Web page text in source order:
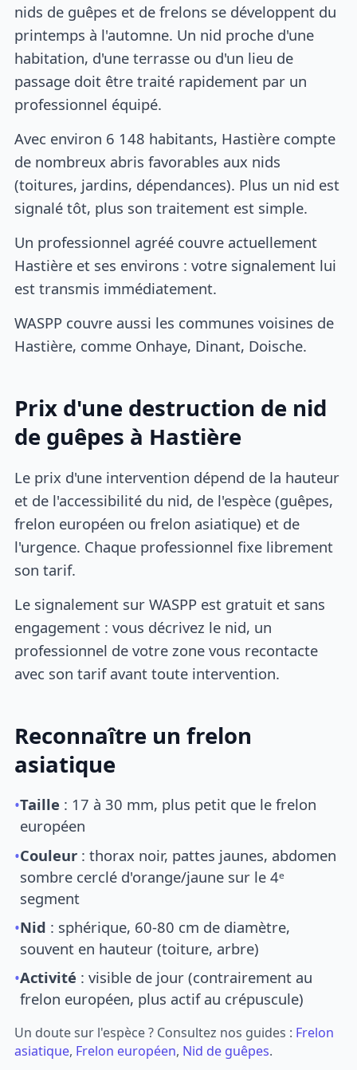
nids de guêpes et de frelons se développent du
printemps à l'automne. Un nid proche d'une
habitation, d'une terrasse ou d'un lieu de
passage doit être traité rapidement par un
professionnel équipé.
Avec environ 6 148 habitants, Hastière compte
de nombreux abris favorables aux nids
(toitures, jardins, dépendances). Plus un nid est
signalé tôt, plus son traitement est simple.
Un professionnel agréé couvre actuellement
Hastière et ses environs : votre signalement lui
est transmis immédiatement.
WASPP couvre aussi les communes voisines de
Hastière, comme Onhaye, Dinant, Doische.
Prix d'une destruction de nid
de guêpes à Hastière
Le prix d'une intervention dépend de la hauteur
et de l'accessibilité du nid, de l'espèce (guêpes,
frelon européen ou frelon asiatique) et de
l'urgence. Chaque professionnel fixe librement
son tarif.
Le signalement sur WASPP est gratuit et sans
engagement : vous décrivez le nid, un
professionnel de votre zone vous recontacte
avec son tarif avant toute intervention.
Reconnaître un frelon
asiatique
•Taille : 17 à 30 mm, plus petit que le frelon
européen
•Couleur : thorax noir, pattes jaunes, abdomen
sombre cerclé d'orange/jaune sur le 4ᵉ
segment
•Nid : sphérique, 60-80 cm de diamètre,
souvent en hauteur (toiture, arbre)
•Activité : visible de jour (contrairement au
frelon européen, plus actif au crépuscule)
Un doute sur l'espèce ? Consultez nos guides : Frelon
asiatique, Frelon européen, Nid de guêpes.